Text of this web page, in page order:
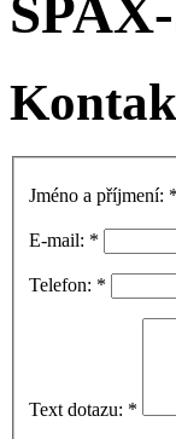
Jméno a příjmení: *
E-mail: *
Telefon: *
Text dotazu: *